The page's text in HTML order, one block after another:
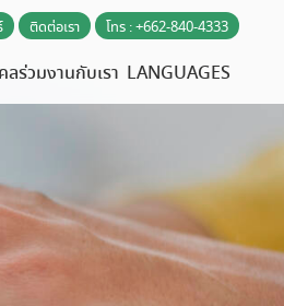
ติดต่อเรา โทร : +662-840-4333
ลร่วมงานกับเรา LANGUAGES